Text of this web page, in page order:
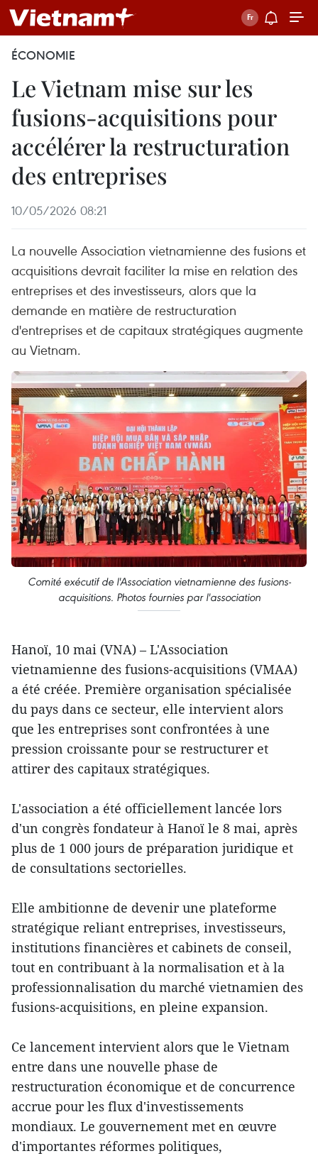
ÉCONOMIE
Le Vietnam mise sur les
fusions-acquisitions pour
accélérer la restructuration
des entreprises
10/05/2026 08:21
La nouvelle Association vietnamienne des fusions et
acquisitions devrait faciliter la mise en relation des
entreprises et des investisseurs, alors que la
demande en matière de restructuration
d'entreprises et de capitaux stratégiques augmente
au Vietnam.
Comité exécutif de l'Association vietnamienne des fusions-
acquisitions. Photos fournies par l'association
Hanoï, 10 mai (VNA) – L'Association
vietnamienne des fusions-acquisitions (VMAA)
a été créée. Première organisation spécialisée
du pays dans ce secteur, elle intervient alors
que les entreprises sont confrontées à une
pression croissante pour se restructurer et
attirer des capitaux stratégiques.
L'association a été officiellement lancée lors
d'un congrès fondateur à Hanoï le 8 mai, après
plus de 1 000 jours de préparation juridique et
de consultations sectorielles.
Elle ambitionne de devenir une plateforme
stratégique reliant entreprises, investisseurs,
institutions financières et cabinets de conseil,
tout en contribuant à la normalisation et à la
professionnalisation du marché vietnamien des
fusions-acquisitions, en pleine expansion.
Ce lancement intervient alors que le Vietnam
entre dans une nouvelle phase de
restructuration économique et de concurrence
accrue pour les flux d'investissements
mondiaux. Le gouvernement met en œuvre
d'importantes réformes politiques,